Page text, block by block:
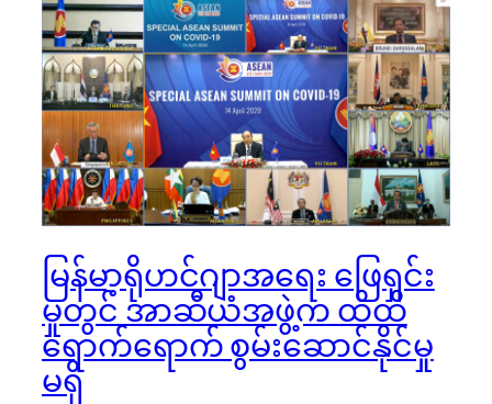
မြန်မာ့ရိုဟင်ဂျာအရေး ဖြေရှင်း
မှုတွင် အာဆီယံအဖွဲ့က ထိထိ
ရောက်ရောက် စွမ်းဆောင်နိုင်မှု
မရှိ